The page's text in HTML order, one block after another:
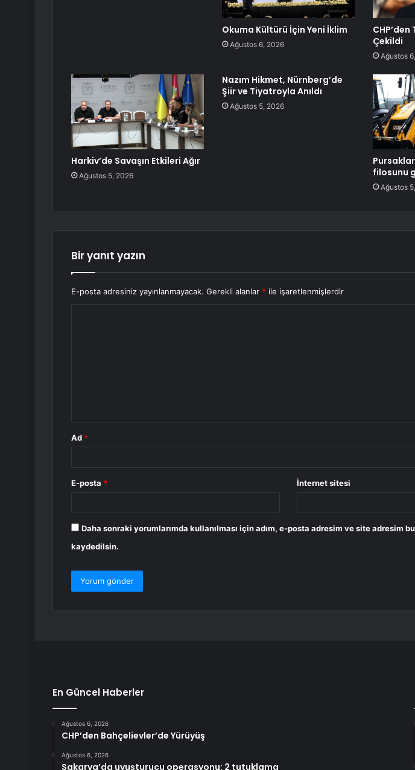
Okuma Kültürü İçin Yeni İklim
Ağustos 6, 2026
Çekildi
Ağustos
Harkiv’de Savaşın Etkileri Ağır
Ağustos 5, 2026
Nazım Hikmet, Nürnberg’de
Şiir ve Tiyatroyla Anıldı
Ağustos 5, 2026
filosunu
Ağustos
Bir yanıt yazın
E-posta adresiniz yayınlanmayacak. Gerekli alanlar * ile işaretlenmişlerdir
Ad *
E-posta * İnternet sitesi
Daha sonraki yorumlarımda kullanılması için adım, e-posta adresim ve site adresim bu
kaydedilsin.
En Güncel Haberler
Ağustos 6, 2026
CHP’den Bahçelievler’de Yürüyüş
Ağustos 6, 2026
Sakarya’da uyuşturucu operasyonu: 2 tutuklama